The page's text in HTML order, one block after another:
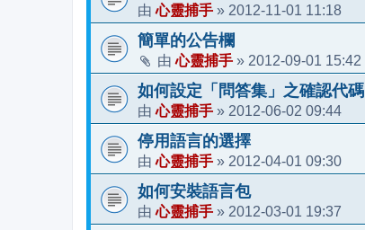
由心靈捕手 » 2012-11-01 11:18
簡單的公告欄
由心靈捕手 » 2012-09-01 15:42
如何設定「問答集」之確認代碼
由心靈捕手 » 2012-06-02 09:44
停用語言的選擇
由心靈捕手 » 2012-04-01 09:30
如何安裝語言包
由心靈捕手 » 2012-03-01 19:37